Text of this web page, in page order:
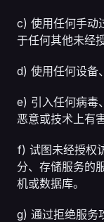
c) 使用任何手动
于任何其他未经
d) 使用任何设备
e) 引入任何病毒
恶意或技术上有
f) 试图未经授权
分、存储服务的
机或数据库。
g) 通过拒绝服务